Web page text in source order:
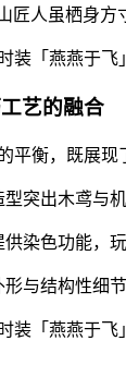
匠人虽栖身
艺的融合
平衡，既展
型突出木鸢与
供染色功能，
形与结构性细